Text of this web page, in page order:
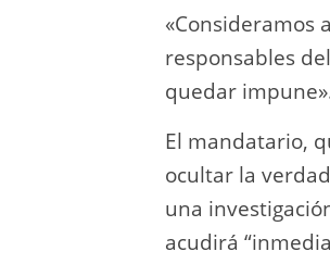
«Consideramos
responsables
quedar
El mandatario,
ocultar la
una
acudirá